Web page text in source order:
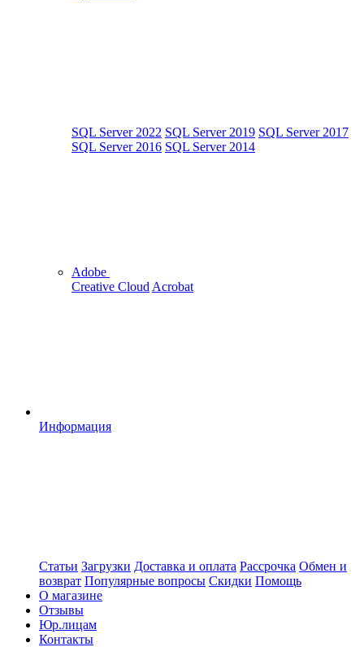
SQL Server 2022 SQL Server 2019 SQL Server 2017
SQL Server 2016 SQL Server 2014
Adobe
Creative Cloud Acrobat
Информация
Статьи Загрузки Доставка и оплата Рассрочка Обмен и
возврат Популярные вопросы Скидки Помощь
О магазине
Отзывы
Юр.лицам
Контакты